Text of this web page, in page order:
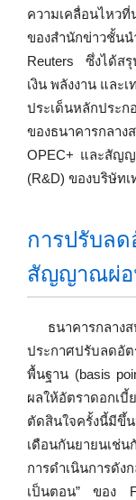
ความเคลื่อนไหว
ของสำนักข่าวชั้นน
Reuters ซึ่งได้ส
เงิน พลังงาน และ
ประเด็นหลักประก
ของธนาคารกลา
OPEC+ และสัญ
(R&D) ของบริษัท
การปรับลด
สัญญาณผ่อ
ธนาคารกลาง
ประกาศปรับลดอัต
พื้นฐาน (basis
ผลให้อัตราดอกเ
ตัดสินใจครั้งนี้มีขึ้
เดือนกันยายนเช่
การดำเนินการดั
เป็นตอน” ของ